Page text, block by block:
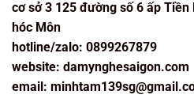
cơ sở 3 125 đường số 6 ấp
hóc Môn
hotline/zalo: 0899267879
website: damynghesaigon.com
email: